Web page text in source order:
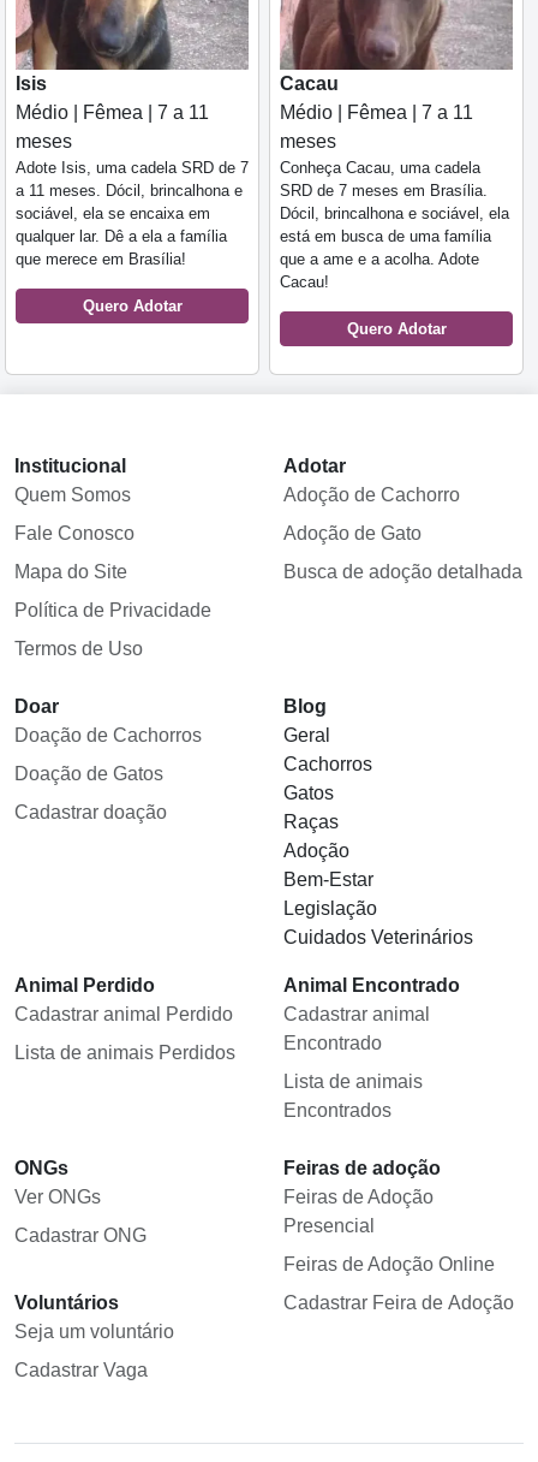
Isis
Médio | Fêmea | 7 a 11
meses
Adote Isis, uma cadela SRD de 7
a 11 meses. Dócil, brincalhona e
sociável, ela se encaixa em
qualquer lar. Dê a ela a família
que merece em Brasília!
Quero Adotar
Cacau
Médio | Fêmea | 7 a 11
meses
Conheça Cacau, uma cadela
SRD de 7 meses em Brasília.
Dócil, brincalhona e sociável, ela
está em busca de uma família
que a ame e a acolha. Adote
Cacau!
Quero Adotar
Institucional
Quem Somos
Fale Conosco
Mapa do Site
Política de Privacidade
Termos de Uso
Adotar
Adoção de Cachorro
Adoção de Gato
Busca de adoção detalhada
Doar
Doação de Cachorros
Doação de Gatos
Cadastrar doação
Blog
Geral
Cachorros
Gatos
Raças
Adoção
Bem-Estar
Legislação
Cuidados Veterinários
Animal Perdido
Cadastrar animal Perdido
Lista de animais Perdidos
Animal Encontrado
Cadastrar animal
Encontrado
Lista de animais
Encontrados
ONGs
Ver ONGs
Cadastrar ONG
Voluntários
Seja um voluntário
Cadastrar Vaga
Feiras de adoção
Feiras de Adoção
Presencial
Feiras de Adoção Online
Cadastrar Feira de Adoção